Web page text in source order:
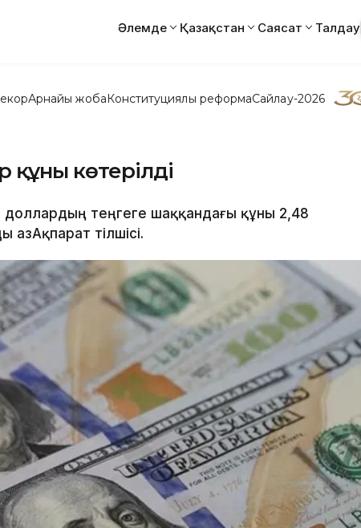
Әлемде Қазақстан Саясат Талдау
Арнайы жобаКонституциялық реформаСайлау-2026
құны көтерілді
доллардың теңгеге шаққандағы құны 2,48
тілшісі.